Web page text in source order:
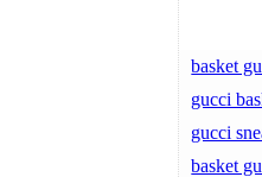
basket
gucci
gucci
basket